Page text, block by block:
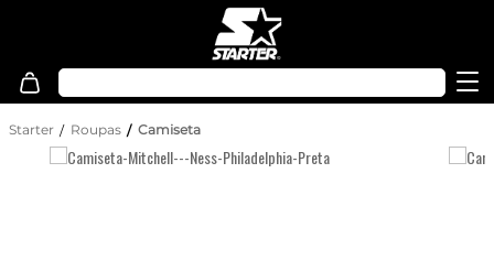
Starter Roupas Camiseta